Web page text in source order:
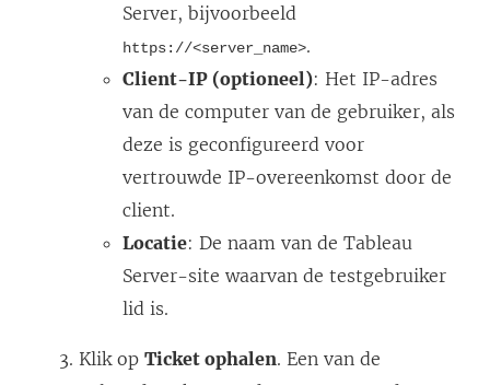
Server, bijvoorbeeld
https://<server_name>.
Client-IP (optioneel): Het IP-adres
van de computer van de gebruiker, als
deze is geconfigureerd voor
vertrouwde IP-overeenkomst door de
client.
Locatie: De naam van de Tableau
Server-site waarvan de testgebruiker
lid is.
Klik op Ticket ophalen. Een van de